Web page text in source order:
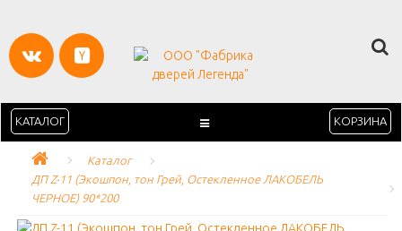
КАТАЛОГ КОРЗИНА
Каталог
ДП Z-11 (Экошпон, тон Грей, Остекленное ЛАКОБЕЛЬ
ЧЕРНОЕ) 90*200